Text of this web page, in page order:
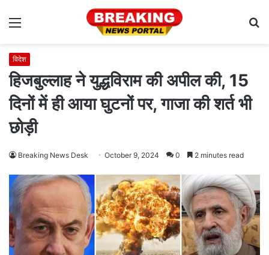
Menu
विदेश
हिजबुल्लाह ने युद्धविराम की अपील की, 15
दिनों में ही आया घुटनों पर, गाजा की शर्त भी
छोड़ी
Breaking News Desk October 9, 2024 0 2 minutes read